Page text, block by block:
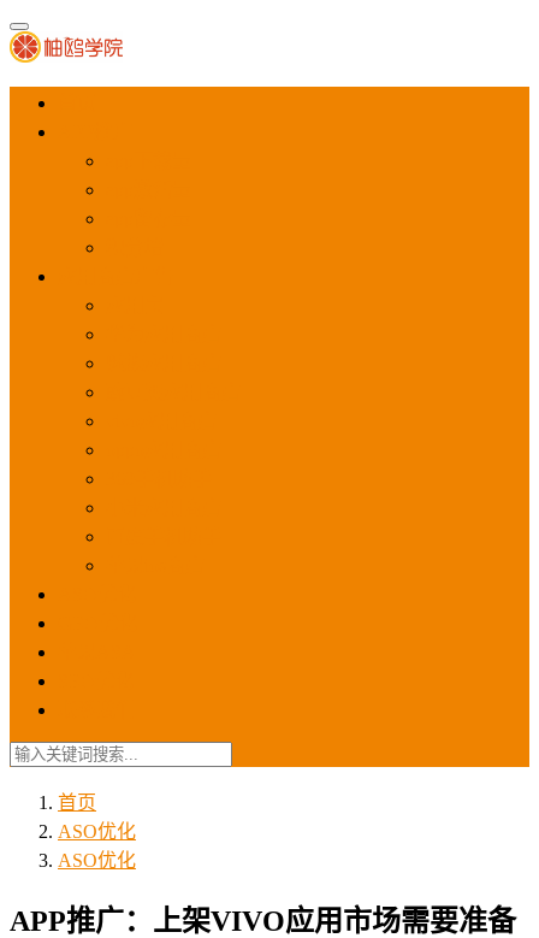
首页
ASO优化
ASO优化
APP推广：上架VIVO应用市场需要准备